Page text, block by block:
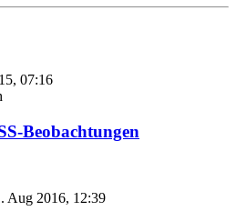
07:16
Beobachtungen
Aug 2016, 12:39